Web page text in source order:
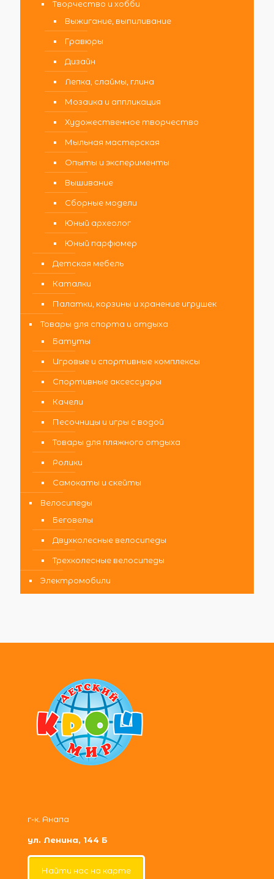
Творчество и хобби
Выжигание, выпиливание
Гравюры
Дизайн
Лепка, слаймы, глина
Мозаика и аппликация
Художественное творчество
Мыльная мастерская
Опыты и эксперименты
Вышивание
Сборные модели
Юный археолог
Юный парфюмер
Детская мебель
Каталки
Палатки, корзины и хранение игрушек
Товары для спорта и отдыха
Батуты
Игровые и спортивные комплексы
Спортивные аксессуары
Качели
Песочницы и игры с водой
Товары для пляжного отдыха
Ролики
Самокаты и скейты
Велосипеды
Беговелы
Двухколесные велосипеды
Трехколесные велосипеды
Электромобили
г-к. Анапа
ул. Ленина, 144 Б
Найти нас на карте